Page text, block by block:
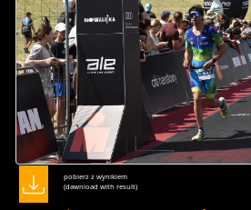
pobierz z wynikiem
(dawnload with result)